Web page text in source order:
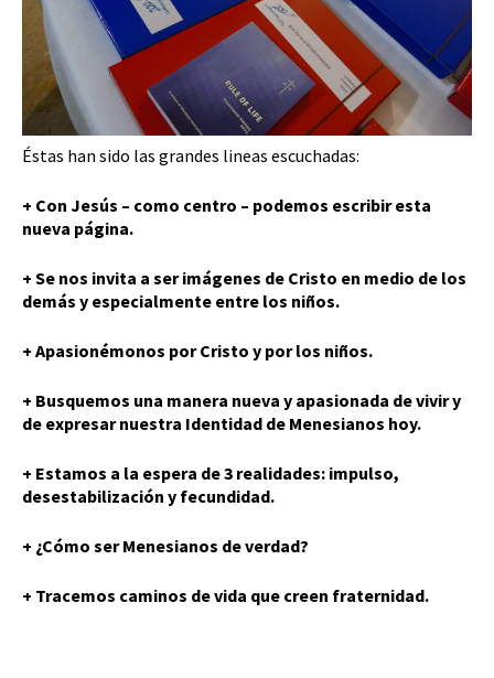
Éstas han sido las grandes lineas escuchadas:
+ Con Jesús – como centro – podemos escribir esta
nueva página.
+ Se nos invita a ser imágenes de Cristo en medio de los
demás y especialmente entre los niños.
+ Apasionémonos por Cristo y por los niños.
+ Busquemos una manera nueva y apasionada de vivir y
de expresar nuestra Identidad de Menesianos hoy.
+ Estamos a la espera de 3 realidades: impulso,
desestabilización y fecundidad.
+ ¿Cómo ser Menesianos de verdad?
+ Tracemos caminos de vida que creen fraternidad.